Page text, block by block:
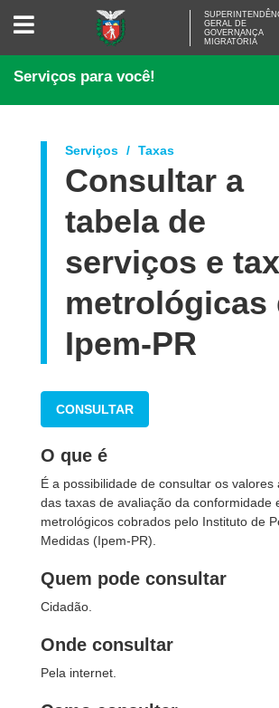
SUPERINTENDÊNCIA-
GOVERNANÇA
GERAL DE
GOVERNANÇA
MIGRATÓRIA
Serviços para você!
Serviços Taxas
Consultar a
tabela de
serviços e
metrológicas
Ipem-PR
CONSULTAR
O que é
É a possibilidade de consultar os valores
das taxas de avaliação da conformidade
metrológicos cobrados pelo Instituto de
Medidas (Ipem-PR).
Quem pode consultar
Cidadão.
Onde consultar
Pela internet.